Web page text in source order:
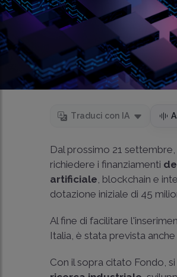
Traduci con IA
Dal prossimo 21
richiedere i finanziamenti
artificiale, blockchain e
dotazione iniziale di 45
Al fine di facilitare
Italia, è stata prevista
Con il sopra citato Fondo,